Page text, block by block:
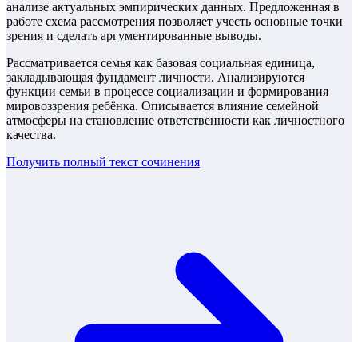
анализе актуальных эмпирических данных. Предложенная в
работе схема рассмотрения позволяет учесть основные точки
зрения и сделать аргументированные выводы.
Рассматривается семья как базовая социальная единица,
закладывающая фундамент личности. Анализируются
функции семьи в процессе социализации и формирования
мировоззрения ребёнка. Описывается влияние семейной
атмосферы на становление ответственности как личностного
качества.
Получить полный текст сочинения